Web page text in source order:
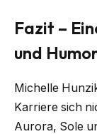
Fazit –
und
Michelle
Karriere sich
Aurora, Sole